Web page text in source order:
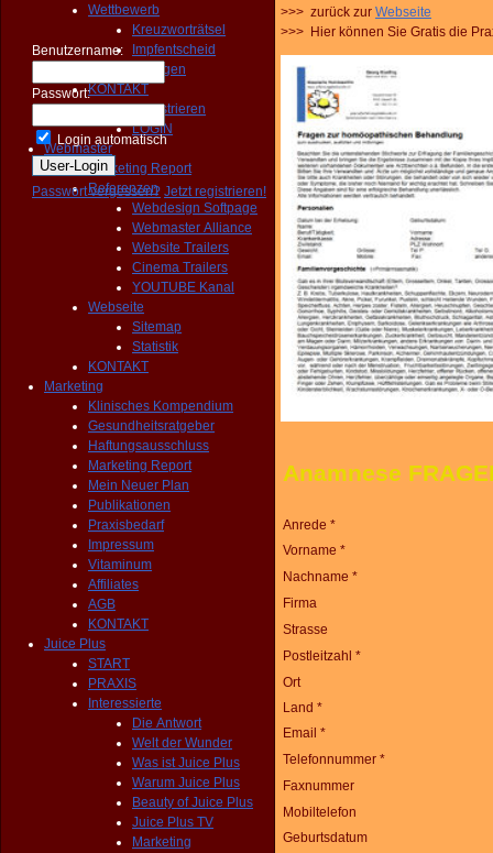
Wettbewerb
Kreuzworträtsel
Impfentscheid
Veranstaltungen
KONTAKT
Registrieren
LOGIN
Webmaster
Marketing Report
Referenzen
Webdesign Softpage
Webmaster Alliance
Website Trailers
Cinema Trailers
YOUTUBE Kanal
Webseite
Sitemap
Statistik
KONTAKT
Marketing
Klinisches Kompendium
Gesundheitsratgeber
Haftungsausschluss
Marketing Report
Mein Neuer Plan
Publikationen
Praxisbedarf
Impressum
Vitaminum
Affiliates
AGB
KONTAKT
Juice Plus
START
PRAXIS
Interessierte
Die Antwort
Welt der Wunder
Was ist Juice Plus
Warum Juice Plus
Beauty of Juice Plus
Juice Plus TV
Marketing
Benutzername:
Passwort:
Login automatisch
Passwort vergessen? Jetzt registrieren!
>>> zurück zur Webseite
>>> Hier können Sie Gratis die
Anamnese
Anrede *
Vorname *
Nachname *
Firma
Strasse
Postleitzahl *
Ort
Land *
Email *
Telefonnummer *
Faxnummer
Mobiltelefon
Geburtsdatum